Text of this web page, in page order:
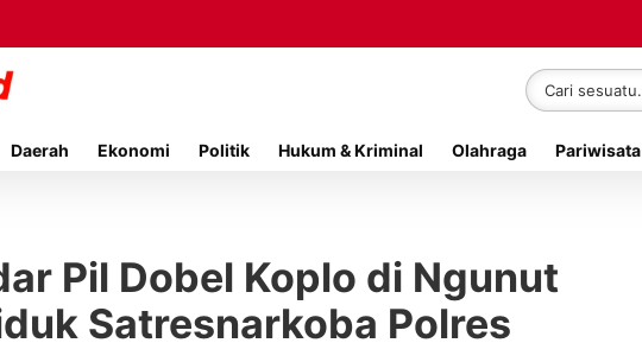
Daerah Ekonomi Politik Hukum & Kriminal Olahraga Pariwisata
Pil Dobel Koplo di Ngunut
Satresnarkoba Polres